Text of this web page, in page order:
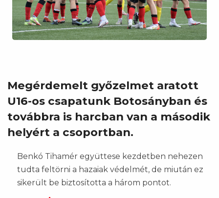
Megérdemelt győzelmet aratott
U16-os csapatunk Botosányban és
továbbra is harcban van a második
helyért a csoportban.
Benkó Tihamér együttese kezdetben nehezen
tudta feltörni a hazaiak védelmét, de miután ez
sikerült be biztosította a három pontot.